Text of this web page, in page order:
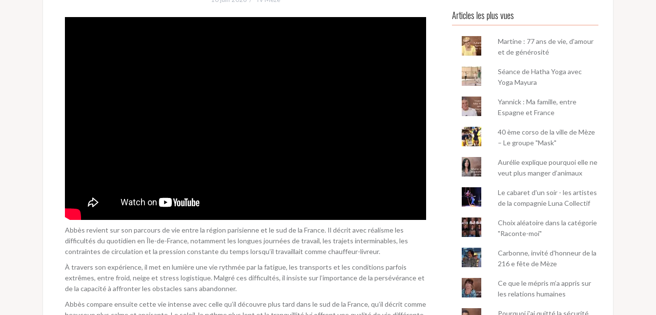
Abbès revient sur son parcours de vie entre la région parisienne et le sud de la France. Il décrit avec réalisme les
difficultés du quotidien en Île-de-France, notamment les longues journées de travail, les trajets interminables, les
contraintes de circulation et la pression constante du temps lorsqu’il travaillait comme chauffeur-livreur.
À travers son expérience, il met en lumière une vie rythmée par la fatigue, les transports et les conditions parfois
extrêmes, entre froid, neige et stress logistique. Malgré ces difficultés, il insiste sur l’importance de la persévérance et
de la capacité à affronter les obstacles sans abandonner.
Abbès compare ensuite cette vie intense avec celle qu’il découvre plus tard dans le sud de la France, qu’il décrit comme
Articles les plus vues
Martine : 77 ans de vie, d'amour
et de générosité
Séance de Hatha Yoga avec
Yoga Mayura
Yannick : Ma famille, entre
Espagne et France
40 ème corso de la ville de Mèze
– Le groupe "Mask"
Aurélie explique pourquoi elle ne
veut plus manger d’animaux
Le cabaret d'un soir - les artistes
de la compagnie Luna Collectif
Choix aléatoire dans la catégorie
"Raconte-moi"
Carbonne, invité d'honneur de la
216 e fête de Mèze
Ce que le mépris m’a appris sur
les relations humaines
Pourquoi j'ai quitté la sécurité